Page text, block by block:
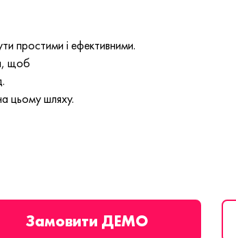
простими і ефективними.
щоб
цьому шляху.
Замовити ДЕМО